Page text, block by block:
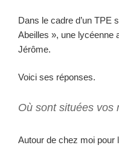
Dans le cadre d’un TPE
Abeilles », une lycéenne
Jérôme.
Voici ses réponses.
Où sont situées vos
Autour de chez moi pour